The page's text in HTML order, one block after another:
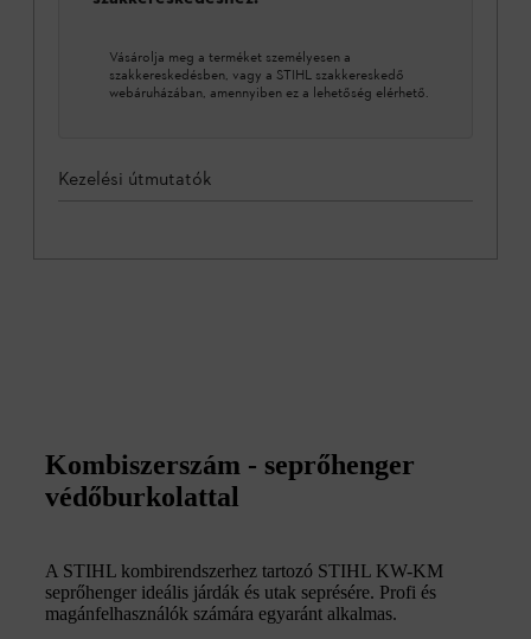
Vásárolja meg a terméket személyesen a
szakkereskedésben, vagy a STIHL szakkereskedő
webáruházában, amennyiben ez a lehetőség elérhető.
Kezelési útmutatók
Kombiszerszám - seprőhenger
védőburkolattal
A STIHL kombirendszerhez tartozó STIHL KW-KM
seprőhenger ideális járdák és utak seprésére. Profi és
magánfelhasználók számára egyaránt alkalmas.